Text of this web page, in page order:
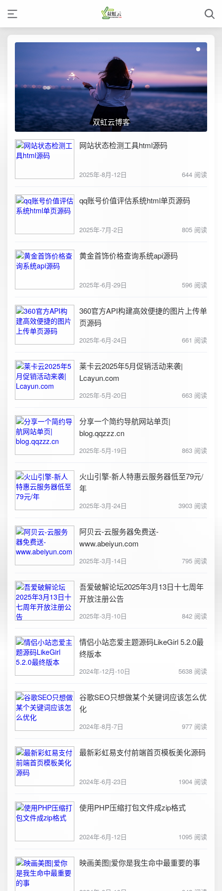
双虹云博客
网站状态检测工具html源码
2025年-8月-12日 644 阅读
qq账号价值评估系统html单页源码
2025年-7月-2日 805 阅读
黄金首饰价格查询系统api源码
2025年-6月-29日 596 阅读
360官方API构建高效便捷的图片上传单
页源码
2025年-6月-24日 661 阅读
莱卡云2025年5月促销活动来袭|
Lcayun.com
2025年-5月-20日 663 阅读
分享一个简约导航网站单页|
blog.qqzzz.cn
2025年-5月-19日 863 阅读
火山引擎-新人特惠云服务器低至79元/
年
2025年-3月-24日 3903 阅读
阿贝云-云服务器免费送-
www.abeiyun.com
2025年-3月-14日 795 阅读
吾爱破解论坛2025年3月13日十七周年
开放注册公告
2025年-3月-10日 842 阅读
情侣小站恋爱主题源码LikeGirl 5.2.0最
终版本
2024年-12月-10日 5638 阅读
谷歌SEO只想做某个关键词应该怎么优
化
2024年-8月-7日 977 阅读
最新彩虹易支付前端首页模板美化源码
2024年-6月-23日 1904 阅读
使用PHP压缩打包文件成zip格式
2024年-6月-12日 1095 阅读
映画美图|爱你是我生命中最重要的事